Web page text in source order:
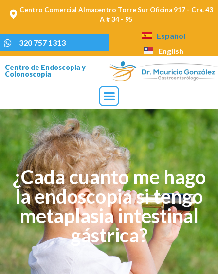
Centro Comercial Almacentro Torre Sur Oficina 917 - Cra. 43
A # 34 - 95
320 757 1313
Español
English
Centro de Endoscopia y
Colonoscopia
¿Cada cuanto me hago
la endoscopia si tengo
metaplasia intestinal
gástrica?